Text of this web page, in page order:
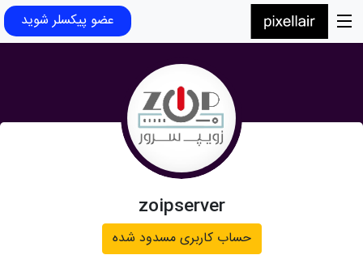
عضو پیکسلر شوید
zoipserver
حساب کاربری مسدود شده